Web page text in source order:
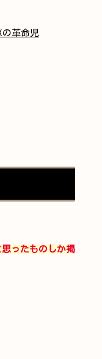
の革命児
ったものしか掲